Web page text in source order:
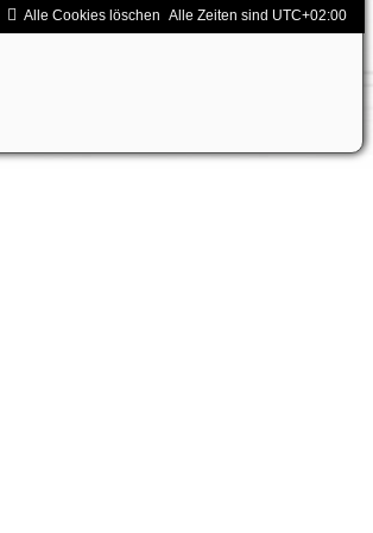
Alle Zeiten sind UTC+02:00
Alle Cookies löschen